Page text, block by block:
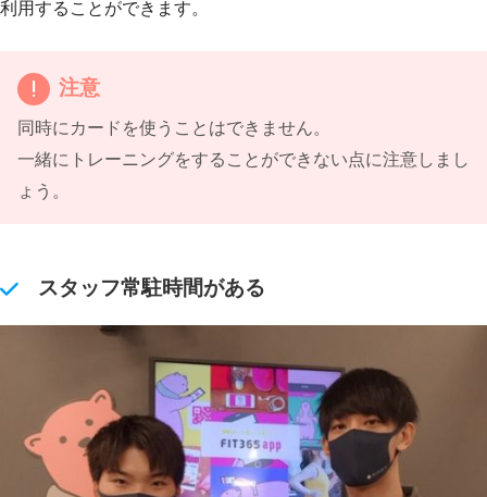
利用することができます。
注意
同時にカードを使うことはできません。
一緒にトレーニングをすることができない点に注意しまし
ょう。
スタッフ常駐時間がある